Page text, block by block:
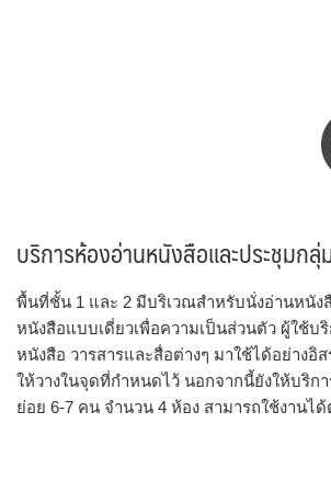
บริการห้องอ่านหนังสือและประชุมก
พื้นที่ชั้น 1 และ 2 มีบริเวณสำหรับนั่งอ่านหนัง
หนังสือแบบเดี่ยวเพื่อความเป็นส่วนตัว ผู้ใช้บ
หนังสือ วารสารและสื่อต่างๆ มาใช้ได้อย่างอิส
ให้วางในจุดที่กำหนดไว้ นอกจากนี้ยังให้บริก
ย่อย 6-7 คน จำนวน 4 ห้อง สามารถใช้งานไ